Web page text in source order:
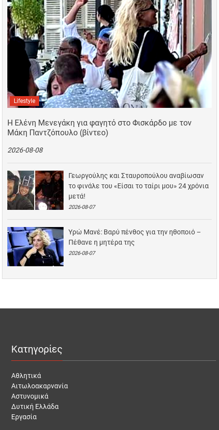
Lifestyle
Η Ελένη Μενεγάκη για φαγητό στο Φισκάρδο με τον
Μάκη Παντζόπουλο (βίντεο)
2026-08-08
Γεωργούλης και Σταυροπούλου αναβίωσαν
το φινάλε του «Είσαι το ταίρι μου» 24 χρόνια
μετά!
2026-08-07
Υρώ Μανέ: Βαρύ πένθος για την ηθοποιό –
Πέθανε η μητέρα της
2026-08-07
Κατηγορίες
Αθλητικά
Αιτωλοακαρνανία
Αστυνομικά
Δυτική Ελλάδα
Εργασία